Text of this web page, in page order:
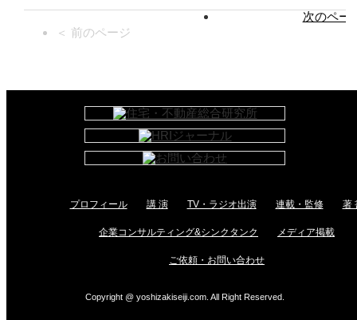
＜ 前のページ
次のペー
プロフィール 講 演 TV・ラジオ出演 連載・監修 著
企業コンサルティング&シンクタンク メディア掲載
ご依頼・お問い合わせ
Copyright @ yoshizakiseiji.com. All Right Reserved.